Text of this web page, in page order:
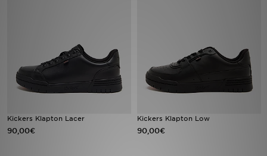
Kickers Klapton Lacer
90,00€
Kickers Klapton Low
90,00€
Bestsellers